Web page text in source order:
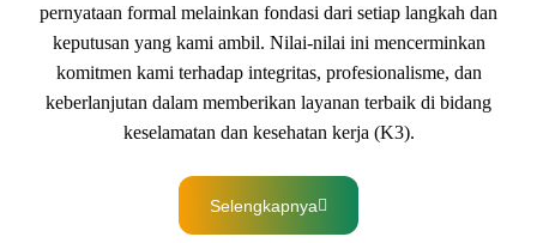
pernyataan formal melainkan fondasi dari setiap langkah dan
keputusan yang kami ambil. Nilai-nilai ini mencerminkan
komitmen kami terhadap integritas, profesionalisme, dan
keberlanjutan dalam memberikan layanan terbaik di bidang
keselamatan dan kesehatan kerja (K3).
Selengkapnya